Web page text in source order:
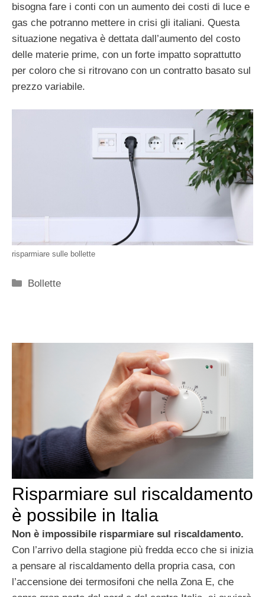
bisogna fare i conti con un aumento dei costi di luce e
gas che potranno mettere in crisi gli italiani. Questa
situazione negativa è dettata dall’aumento del costo
delle materie prime, con un forte impatto soprattutto
per coloro che si ritrovano con un contratto basato sul
prezzo variabile.
risparmiare sulle bollette
Categorie
Bollette
Risparmiare sul riscaldamento
è possibile in Italia
Non è impossibile risparmiare sul riscaldamento.
Con l’arrivo della stagione più fredda ecco che si inizia
a pensare al riscaldamento della propria casa, con
l’accensione dei termosifoni che nella Zona E, che